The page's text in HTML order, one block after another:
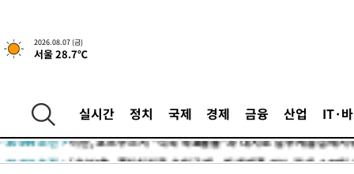
2026.08.07 (금)
서울 28.7℃
실시간 정치 국제 경제 금융 산업 IT·
-25130초 전 >
[속보] 뉴욕증시, 일제 하락 마감…나스닥 0.06%↓
-30544초 전 >
례 큰 폭발음
-29259초 전 > [속보]美, 폴리실리콘 수입 규제…파생제품 15% 관세, 120일